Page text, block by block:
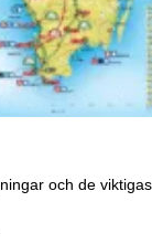
och de